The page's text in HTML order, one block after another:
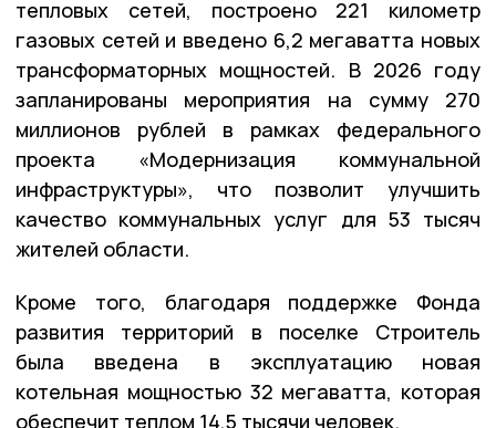
тепловых сетей, построено 221 километр
газовых сетей и введено 6,2 мегаватта новых
трансформаторных мощностей. В 2026 году
запланированы мероприятия на сумму 270
миллионов рублей в рамках федерального
проекта «Модернизация коммунальной
инфраструктуры», что позволит улучшить
качество коммунальных услуг для 53 тысяч
жителей области.
Кроме того, благодаря поддержке Фонда
развития территорий в поселке Строитель
была введена в эксплуатацию новая
котельная мощностью 32 мегаватта, которая
обеспечит теплом 14,5 тысячи человек.